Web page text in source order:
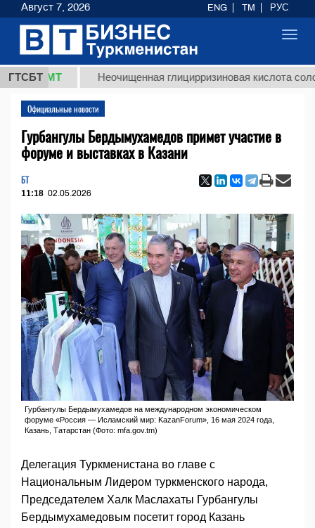
ГТСБТ
ТМТ Неочищенная глицирризиновая кислота
Официальные новости
Гурбангулы Бердымухамедов примет участие в
форуме и выставках в Казани
БТ
11:18 02.05.2026
Гурбангулы Бердымухамедов на международном экономическом
форуме «Россия — Исламский мир: KazanForum», 16 мая 2024 года,
Казань, Татарстан (Фото: mfa.gov.tm)
Делегация Туркменистана во главе с
Национальным Лидером туркменского народа,
Председателем Халк Маслахаты Гурбангулы
Бердымухамедовым посетит город Казань
Август 7, 2026 ENG TM РУС